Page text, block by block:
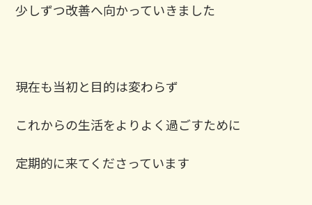
少しずつ改善へ向かっていきました
現在も当初と目的は変わらず
これからの生活をよりよく過ごすために
定期的に来てくださっています